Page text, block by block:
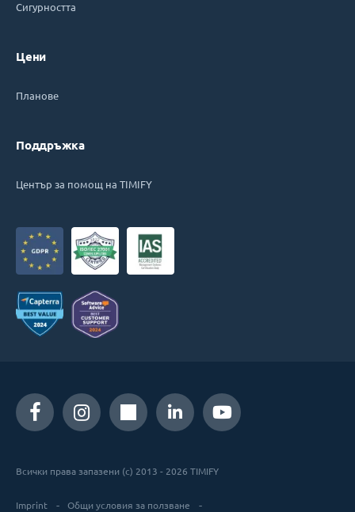
Сигурността
Цени
Планове
Поддръжка
Център за помощ на TIMIFY
Всички права запазени (c) 2013 - 2026 TIMIFY
Imprint Общи условия за ползване